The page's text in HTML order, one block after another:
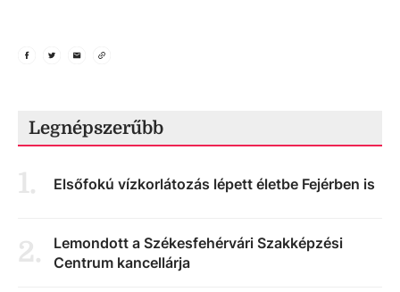
Legnépszerűbb
1. Elsőfokú vízkorlátozás lépett életbe Fejérben is
2.
Lemondott a Székesfehérvári Szakképzési
Centrum kancellárja